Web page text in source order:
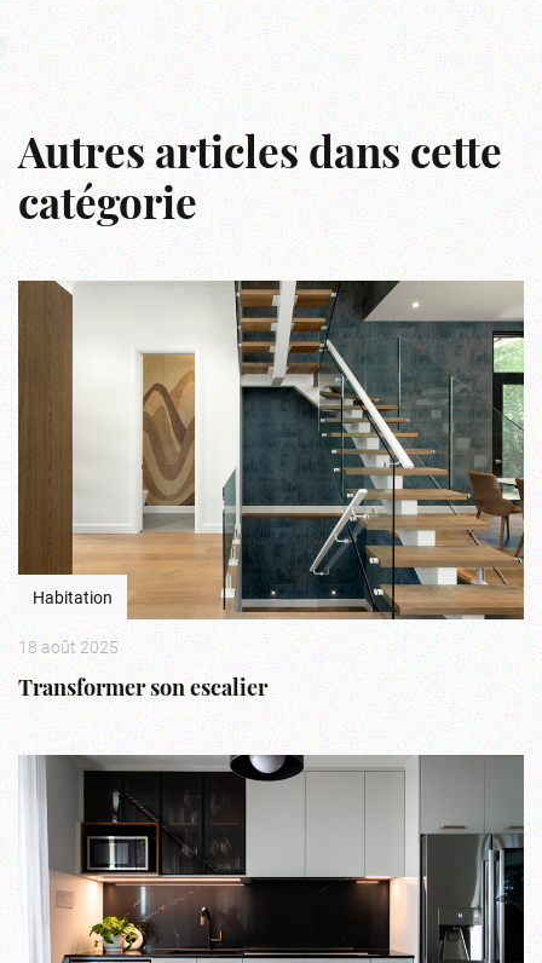
Autres articles dans cette
catégorie
Habitation
18 août 2025
Transformer son escalier